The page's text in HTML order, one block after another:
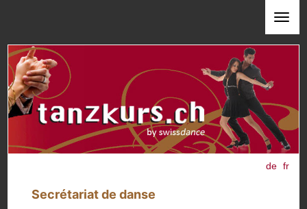
de fr
Secrétariat de danse